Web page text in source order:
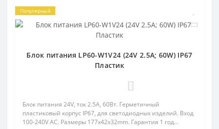
Популярный
Блок питания LP60-W1V24 (24V 2.5A; 60W) IP67
Пластик
Блок питания 24V, ток 2.5А, 60Вт. Герметичный
пластиковый корпус IP67, для светодиодных изделий. Вход
100-240V AC. Размеры 177x42x32mm. Гарантия 1 год...